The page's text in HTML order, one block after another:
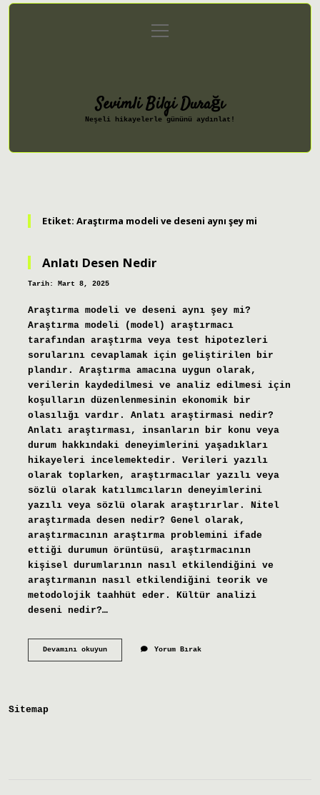
Gizlilik Politikası
menüyü
aç
Sevimli Bilgi Durağı
Neşeli hikayelerle gününü aydınlat!
Etiket: Araştırma modeli ve deseni aynı şey mi
Anlatı Desen Nedir
Tarih: Mart 8, 2025
Araştırma modeli ve deseni aynı şey mi?
Araştırma modeli (model) araştırmacı
tarafından araştırma veya test hipotezleri
sorularını cevaplamak için geliştirilen bir
plandır. Araştırma amacına uygun olarak,
verilerin kaydedilmesi ve analiz edilmesi için
koşulların düzenlenmesinin ekonomik bir
olasılığı vardır. Anlatı araştirmasi nedir?
Anlatı araştırması, insanların bir konu veya
durum hakkındaki deneyimlerini yaşadıkları
hikayeleri incelemektedir. Verileri yazılı
olarak toplarken, araştırmacılar yazılı veya
sözlü olarak katılımcıların deneyimlerini
yazılı veya sözlü olarak araştırırlar. Nitel
araştırmada desen nedir? Genel olarak,
araştırmacının araştırma problemini ifade
ettiği durumun örüntüsü, araştırmacının
kişisel durumlarının nasıl etkilendiğini ve
araştırmanın nasıl etkilendiğini teorik ve
metodolojik taahhüt eder. Kültür analizi
deseni nedir?…
Devamını okuyunAnlatı
Yorum Bırak
Sitemap